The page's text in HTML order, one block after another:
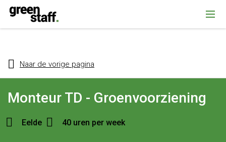
{ "@context": "https://schema.org", "@type": "Organization", "name":
""Greenstaff, "url": "https://www.greenstaff.nl", "logo": "" }
Naar de vorige pagina
Monteur TD - Groenvoorziening
Eelde 40 uren per week